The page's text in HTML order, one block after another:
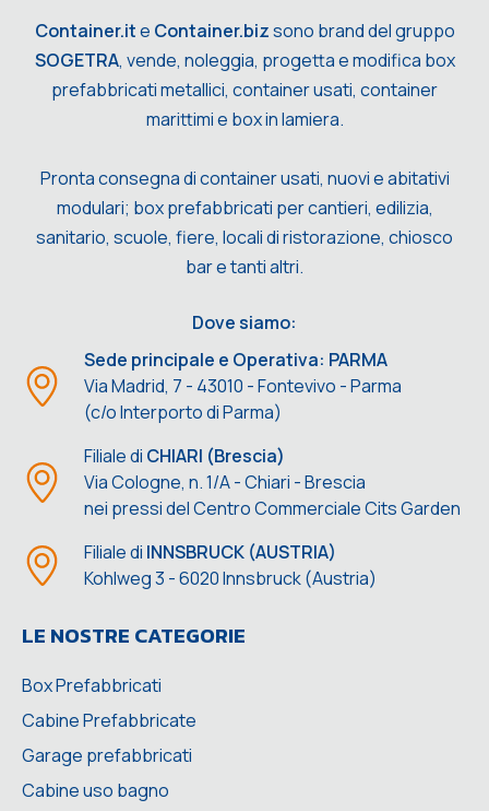
Container.ite Container.bizsono brand del gruppo
SOGETRA, vende, noleggia, progetta e modifica box
prefabbricati metallici, container usati, container
marittimi e box in lamiera.
Pronta consegna di container usati, nuovi e abitativi
modulari; box prefabbricati per cantieri, edilizia,
sanitario, scuole, fiere, locali di ristorazione, chiosco
bar e tanti altri.
Dove siamo:
Sede principale e Operativa: PARMA
Via Madrid, 7 - 43010 - Fontevivo - Parma
(c/o Interporto di Parma)
Filiale di CHIARI (Brescia)
Via Cologne, n. 1/A - Chiari - Brescia
nei pressi del Centro Commerciale Cits Garden
Filiale di INNSBRUCK (AUSTRIA)
Kohlweg 3 - 6020 Innsbruck (Austria)
LE NOSTRE CATEGORIE
Box Prefabbricati
Cabine Prefabbricate
Garage prefabbricati
Cabine uso bagno